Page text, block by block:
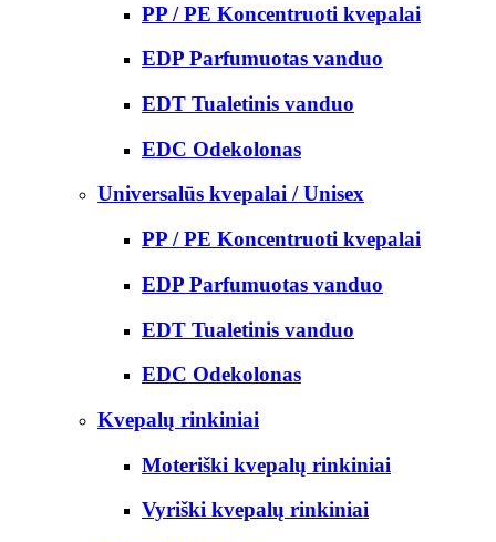
PP / PE Koncentruoti kvepalai
EDP Parfumuotas vanduo
EDT Tualetinis vanduo
EDC Odekolonas
Universalūs kvepalai / Unisex
PP / PE Koncentruoti kvepalai
EDP Parfumuotas vanduo
EDT Tualetinis vanduo
EDC Odekolonas
Kvepalų rinkiniai
Moteriški kvepalų rinkiniai
Vyriški kvepalų rinkiniai